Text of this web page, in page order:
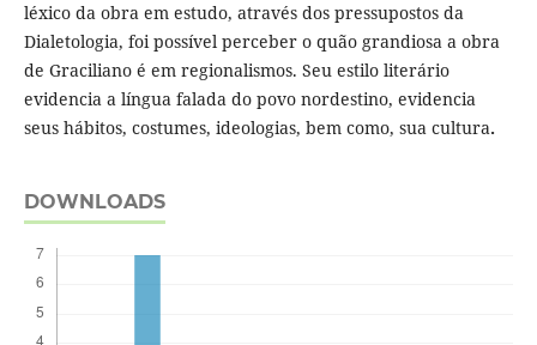
léxico da obra em estudo, através dos pressupostos da
Dialetologia, foi possível perceber o quão grandiosa a obra
de Graciliano é em regionalismos. Seu estilo literário
evidencia a língua falada do povo nordestino, evidencia
seus hábitos, costumes, ideologias, bem como, sua cultura.
DOWNLOADS